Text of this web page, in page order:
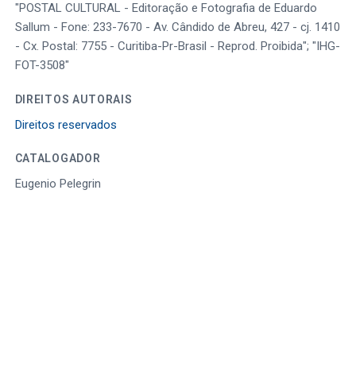
"POSTAL CULTURAL - Editoração e Fotografia de Eduardo
Sallum - Fone: 233-7670 - Av. Cândido de Abreu, 427 - cj. 1410
- Cx. Postal: 7755 - Curitiba-Pr-Brasil - Reprod. Proibida"; "IHG-
FOT-3508"
DIREITOS AUTORAIS
Direitos reservados
CATALOGADOR
Eugenio Pelegrin